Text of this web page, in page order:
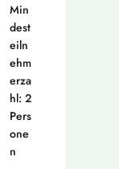
Min
dest
eiln
ehm
erza
hl: 2
Pers
one
n